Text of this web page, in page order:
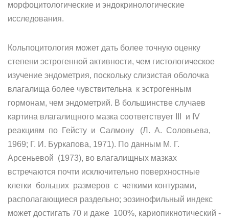
морфоцитологические и эндокринологические
исследования.
Кольпоцитология может дать более точную оценку
степени эстрогенной активности, чем гистологическое
изучение эндометрия, поскольку слизистая оболочка
влагалища более чувствительна к эстрогенным
гормонам, чем эндометрий. В большинстве случаев
картина влагалищного мазка соответствует III и IV
реакциям по Гейсту и Салмону (Л. А. Соловьева,
1969; Г. И. Буркапова, 1971). По данным М. Г.
Арсеньевой (1973), во влагалищных мазках
встречаются почти исключительно поверхностные
клетки больших размеров с четкими контурами,
располагающиеся раздельно; эозинофильный индекс
может достигать 70 и даже 100%, кариопикнотический -